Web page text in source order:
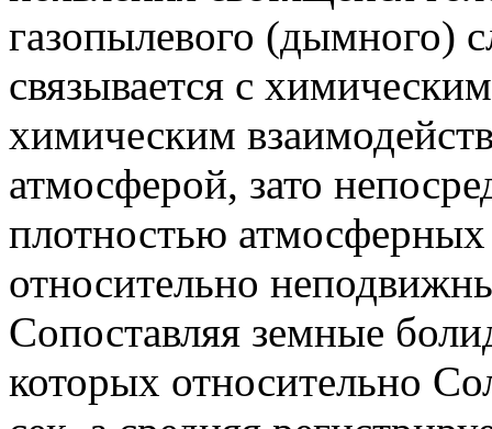
газопылевого (дымного)
связывается с
химическим
атмосферой, зато
плотностью
относительно
Сопоставляя земные
которых относительно